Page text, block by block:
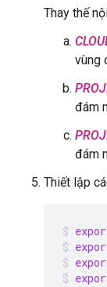
Thay thế
vùng
đám
đám
Thiết lập